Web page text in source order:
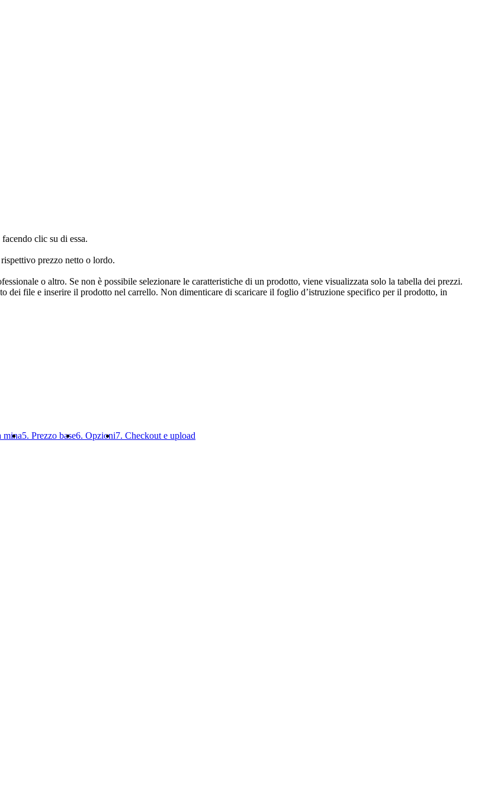
clic su di essa.
prezzo netto o lordo.
o altro. Se non è possibile selezionare le caratteristiche di un prodotto, viene visualizzata solo la tabella dei prezzi.
dei file e inserire il prodotto nel carrello. Non dimenticare di scaricare il foglio d’istruzione specifico per il prodotto, in
mina5. Prezzo base6. Opzioni7. Checkout e upload